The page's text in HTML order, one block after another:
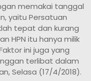
memakai tanggal
yaitu Persatuan
tepat dan kurang
HPN itu hanya milik
ini juga yang
terlibat dalam
Selasa (17/4/2018).